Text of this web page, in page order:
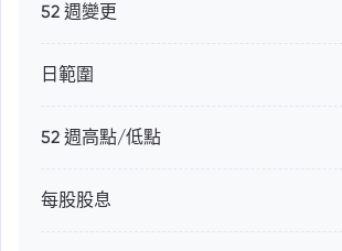
52 週變更
日範圍
52 週高點/低點
每股股息